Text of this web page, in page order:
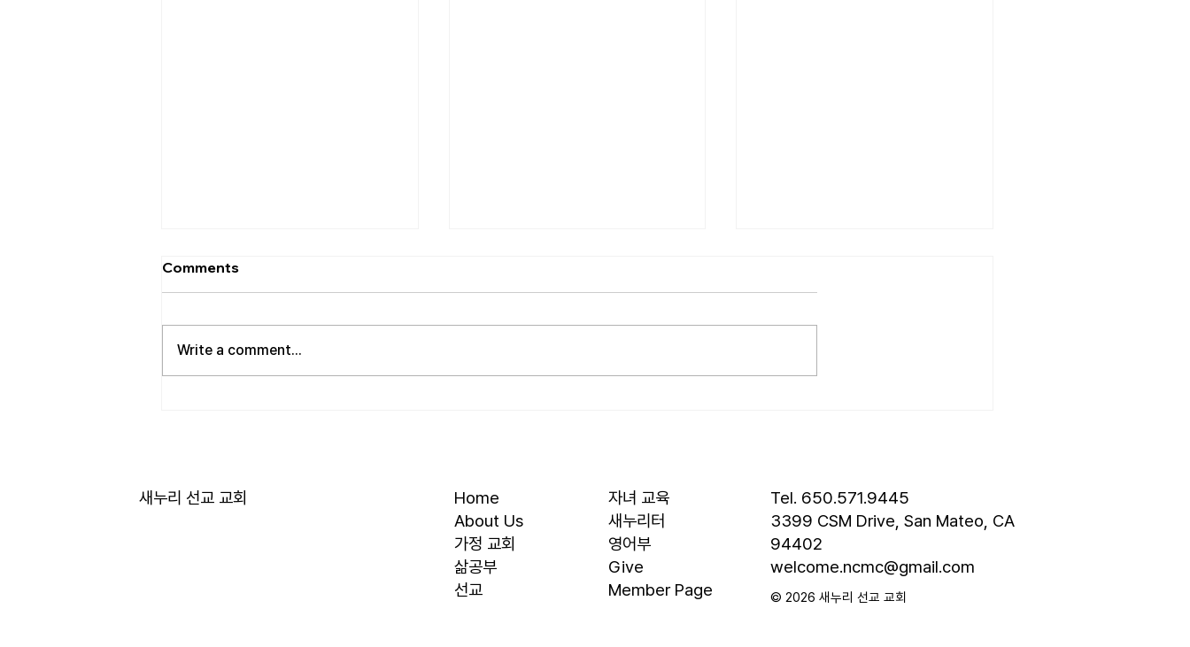
[2026.08.02] “세상에서 제일
요? 모두가 아시는 대로 바로 교만
입니다. 이번 새벽기도 본문인 에
그렇다면 하나님께서는 왜 이토록
교만을 싫어하실까요? 성경에 말
다. 산업혁명 이후 급속도로 발전
고, 쇼핑몰에 가지 않아도 온라인
으로 필요한 물건을 주문하면 집까
지 배달받을 수 있습니다. 식료품
장
우리는 살아가는 동안 수많은 기대
대, 관계를 맺을 때 갖는 기대 등 기
음 3장 8절, “그러므로 회
Comments
Write a comment...
Home
About Us
​가정 교회
​삶공부
​선교
자녀 교육
새누리터
영어부
Give
Member Page
Tel. 650.571.9445
3399 CSM Drive, San Mateo, CA
94402
welcome.ncmc@gmail.com
© 2026 새누리 선교 교회
새누리 선교 교회